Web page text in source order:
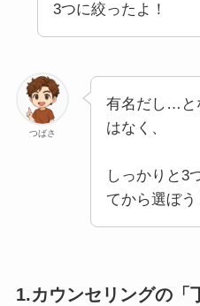
3つに絞ったよ！
つばさ
有名だし…と
はなく、
しっかりと3
てから選ぼう
1.カウンセリングの「